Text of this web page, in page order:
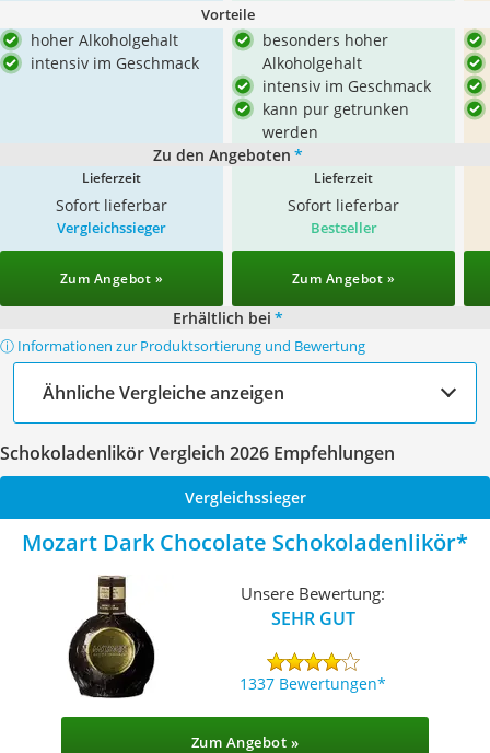
Vorteile
hoher Alkoholgehalt
intensiv im Geschmack
besonders hoher
Alkoholgehalt
intensiv im Geschmack
kann pur getrunken
werden
Zu den Angeboten *
Lieferzeit
Sofort lieferbar
Lieferzeit
Sofort lieferbar
Vergleichssieger
Zum Angebot »
Bestseller
Zum Angebot »
Erhältlich bei *
ⓘ Informationen zur Produktsortierung und Bewertung
Ähnliche Vergleiche anzeigen
Schokoladenlikör Vergleich 2026 Empfehlungen
Vergleichssieger
Mozart Dark Chocolate Schokoladenlikör
Unsere Bewertung:
SEHR GUT
1337 Bewertungen
Zum Angebot »